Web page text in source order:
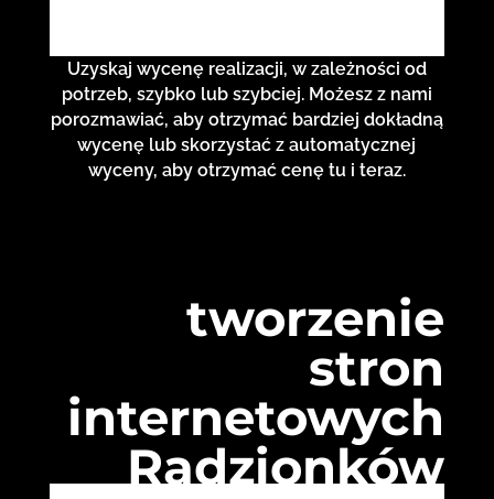
Uzyskaj wycenę realizacji, w zależności od
potrzeb, szybko lub szybciej. Możesz z nami
porozmawiać, aby otrzymać bardziej dokładną
wycenę lub skorzystać z automatycznej
wyceny, aby otrzymać cenę tu i teraz.
tworzenie
stron
internetowych
Radzionków